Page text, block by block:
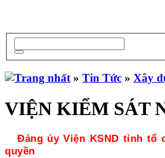
» Tin Tức » Xây
VIỆN KIỂM SÁT
Đảng ủy Viện KSND tỉnh tổ
quyền